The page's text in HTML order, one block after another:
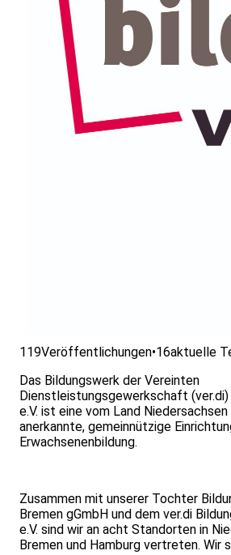
119Veröffentlichungen•16aktuelle
Das Bildungswerk der Vereinten
Dienstleistungsgewerkschaft (ver.di)
e.V. ist eine vom Land Niedersachsen
anerkannte, gemeinnützige
Erwachsenenbildung.
Zusammen mit unserer Tochter
Bremen gGmbH und dem ver.di
e.V. sind wir an acht Standorten in
Bremen und Hamburg vertreten. Wir